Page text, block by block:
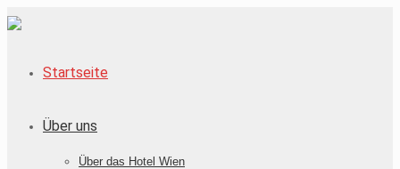
Startseite
Über uns
Über das Hotel Wien